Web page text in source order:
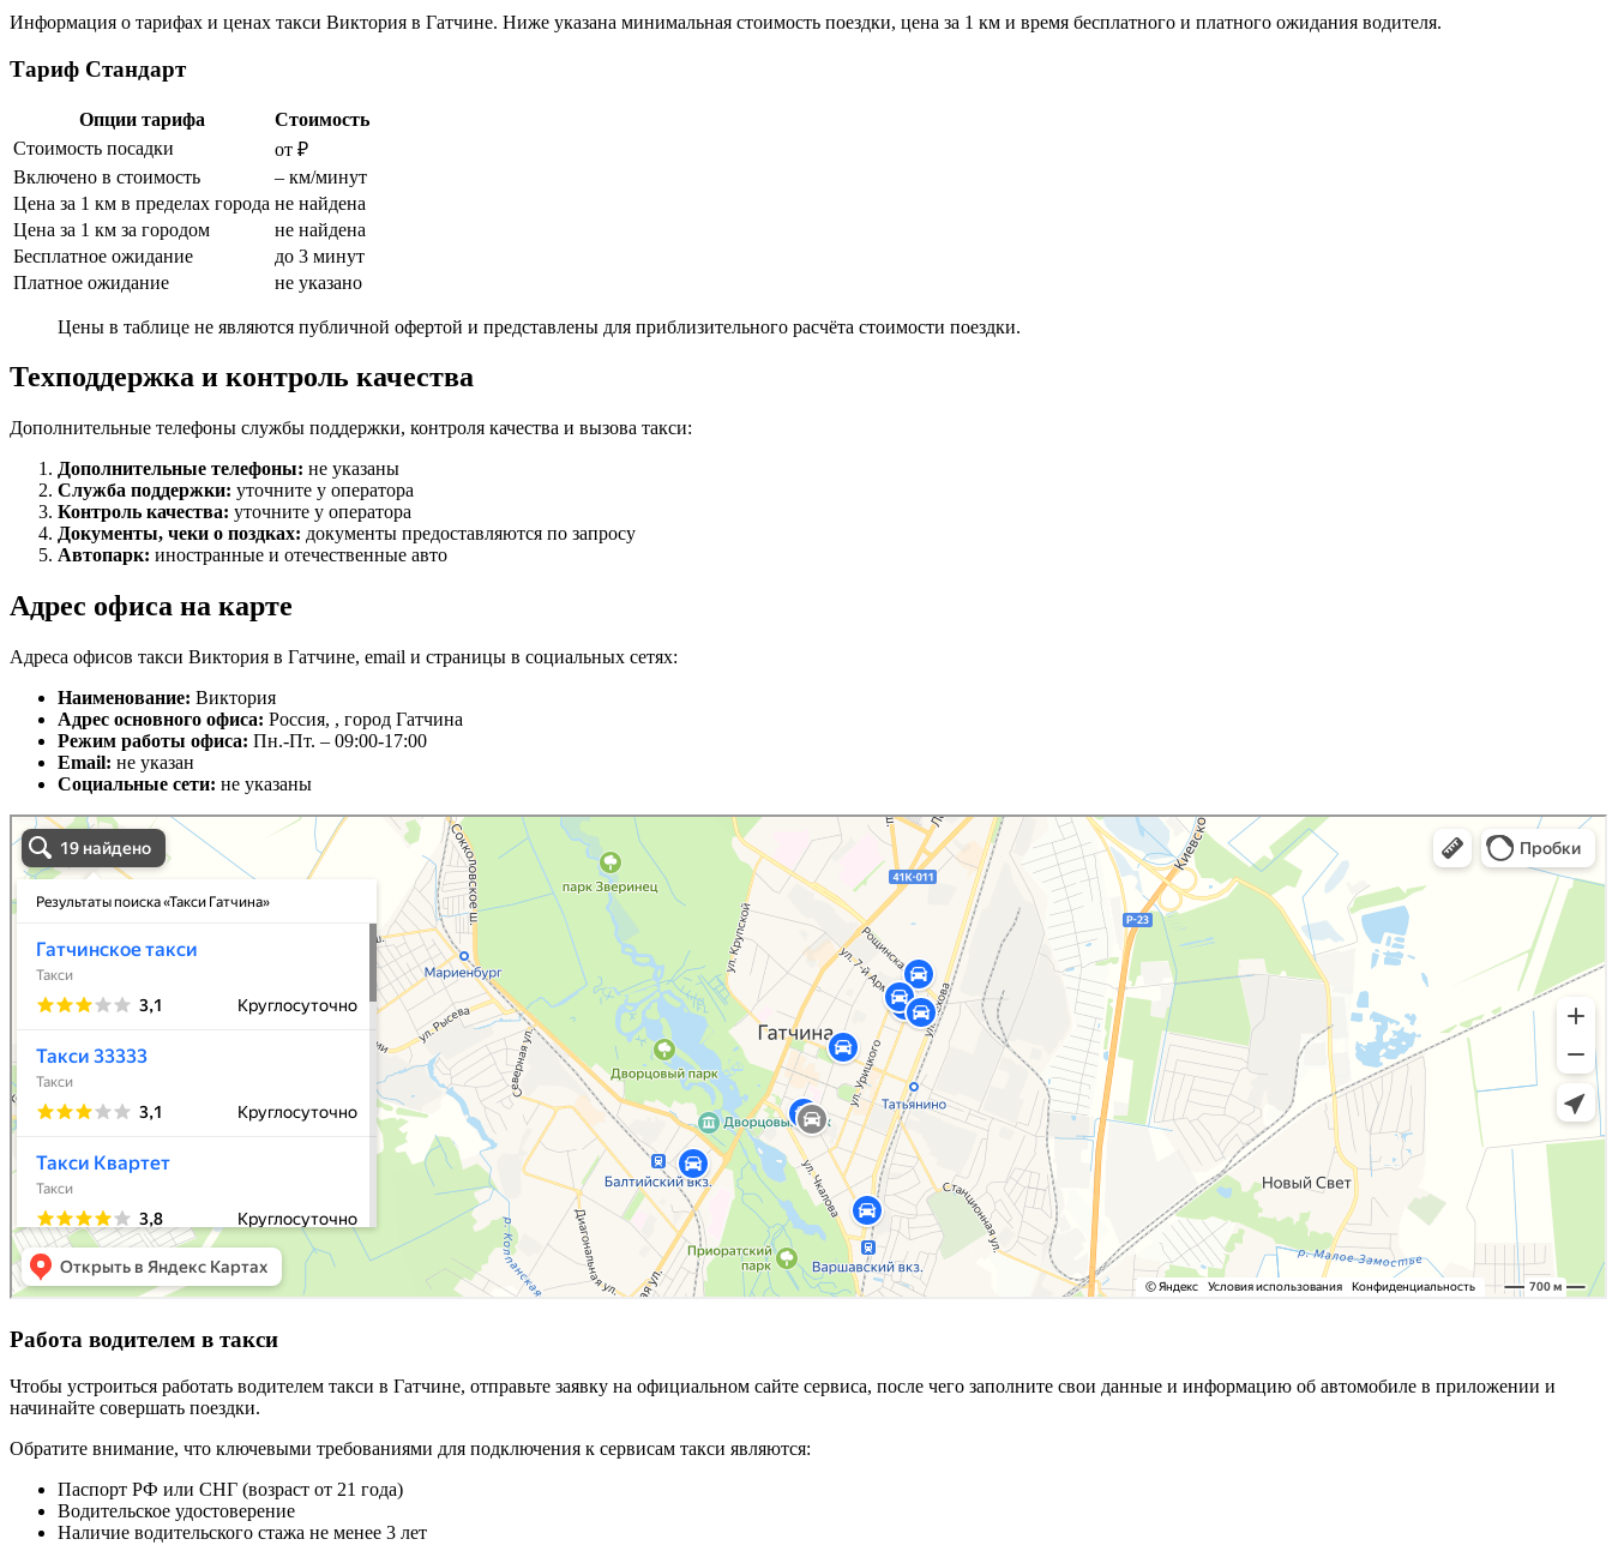
Информация о тарифах и ценах такси Виктория в Гатчине. Ниже указана минимальная стоимость поездки, цена за 1 км и время бесплатного и платного ожидания водителя.
Тариф Стандарт
Опции тарифа
Стоимость
Стоимость посадки
от ₽
Включено в стоимость
– км/минут
Цена за 1 км в пределах города не найдена
Цена за 1 км за городом
не найдена
Бесплатное ожидание
до 3 минут
Платное ожидание
не указано
Цены в таблице не являются публичной офертой и представлены для приблизительного расчёта стоимости поездки.
Техподдержка и контроль качества
Дополнительные телефоны службы поддержки, контроля качества и вызова такси:
Дополнительные телефоны: не указаны
Служба поддержки: уточните у оператора
Контроль качества: уточните у оператора
Документы, чеки о поздках: документы предоставляются по запросу
Автопарк: иностранные и отечественные авто
Адрес офиса на карте
Адреса офисов такси Виктория в Гатчине, email и страницы в социальных сетях:
Наименование: Виктория
Адрес основного офиса: Россия, , город Гатчина
Режим работы офиса: Пн.-Пт. – 09:00-17:00
Email: не указан
Социальные сети: не указаны
Работа водителем в такси
Чтобы устроиться работать водителем такси в Гатчине, отправьте заявку на официальном сайте сервиса, после чего заполните свои данные и информацию об автомобиле в приложении и
начинайте совершать поездки.
Обратите внимание, что ключевыми требованиями для подключения к сервисам такси являются:
Паспорт РФ или СНГ (возраст от 21 года)
Водительское удостоверение
Наличие водительского стажа не менее 3 лет